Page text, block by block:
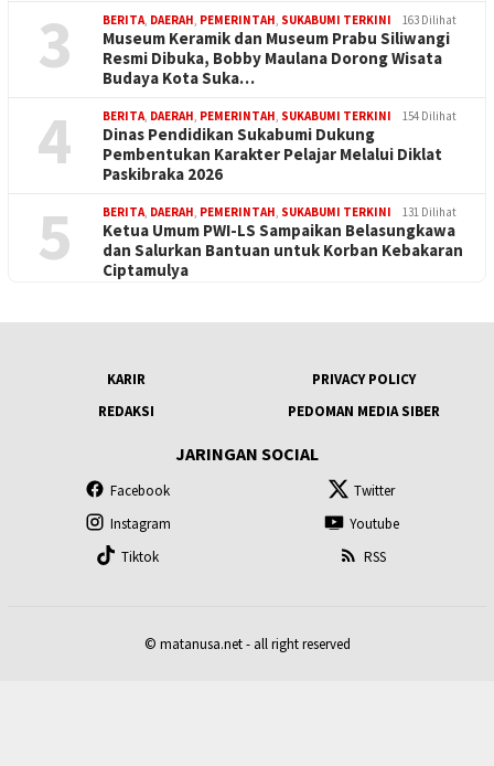
3 BERITA DAERAH PEMERINTAH SUKABUMI TERKINI 163 Dilihat
Museum Keramik dan Museum Prabu Siliwangi
Resmi Dibuka, Bobby Maulana Dorong Wisata
Budaya Kota Suka…
4 BERITA DAERAH PEMERINTAH SUKABUMI TERKINI 154 Dilihat
Dinas Pendidikan Sukabumi Dukung
Pembentukan Karakter Pelajar Melalui Diklat
Paskibraka 2026
5 BERITA DAERAH PEMERINTAH SUKABUMI TERKINI 131 Dilihat
Ketua Umum PWI-LS Sampaikan Belasungkawa
dan Salurkan Bantuan untuk Korban Kebakaran
Ciptamulya
KARIR
PRIVACY POLICY
REDAKSI
PEDOMAN MEDIA SIBER
JARINGAN SOCIAL
Facebook
Twitter
Instagram
Youtube
Tiktok
RSS
© matanusa.net - all right reserved